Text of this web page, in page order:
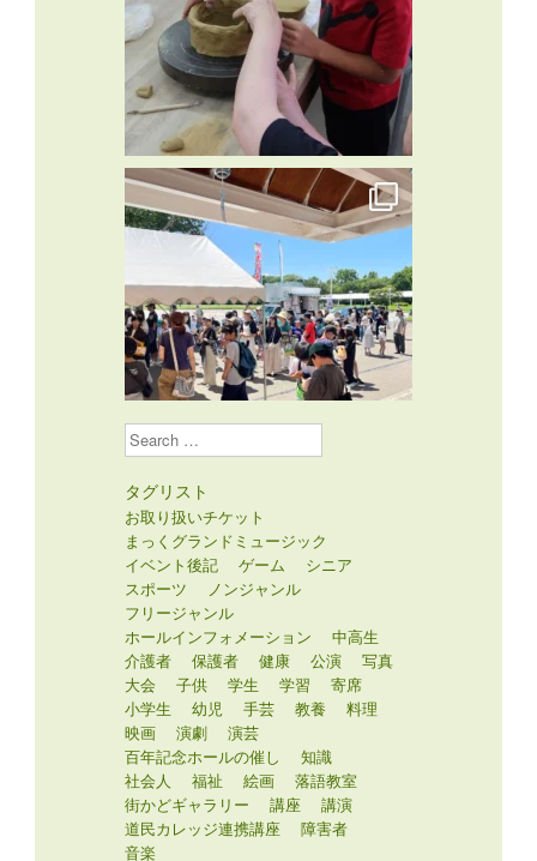
Search
タグリスト
お取り扱いチケット
まっくグランドミュージック
イベント後記
ゲーム
シニア
スポーツ
ノンジャンル
フリージャンル
ホールインフォメーション
中高生
介護者
保護者 健康 公演
写真
大会
子供 学生 学習
寄席
小学生
幼児 手芸 教養
料理
映画
演劇
演芸
百年記念ホールの催し
知識
社会人
福祉 絵画
落語教室
街かどギャラリー
講座
講演
道民カレッジ連携講座
障害者
音楽